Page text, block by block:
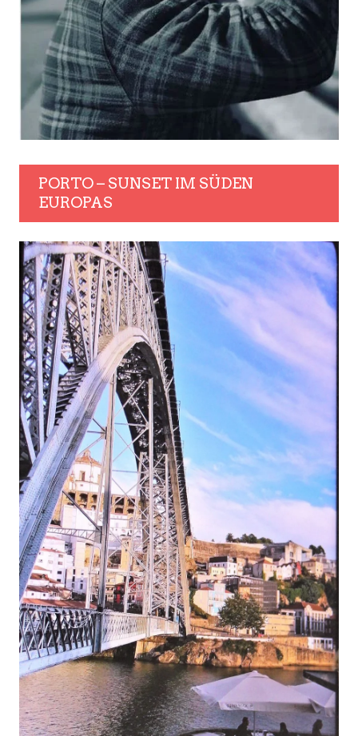
PORTO – SUNSET IM SÜDEN
EUROPAS